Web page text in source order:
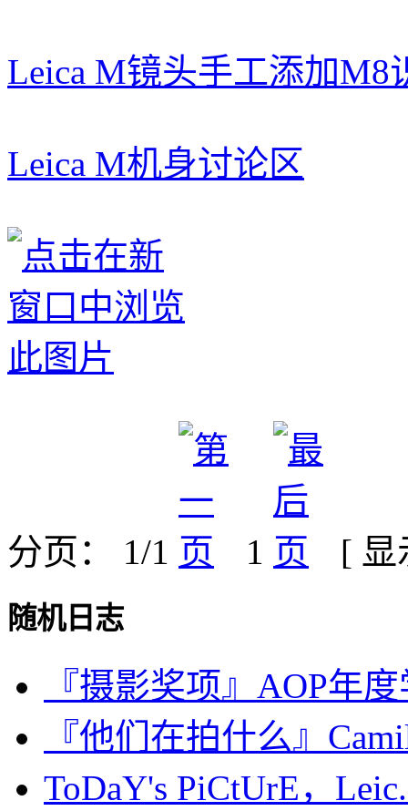
Leica M镜头手工添加M8
Leica M机身讨论区
分页： 1/1 1 [
随机日志
『摄影奖项』AOP年
『他们在拍什么』
ToDaY's PiCtUrE，